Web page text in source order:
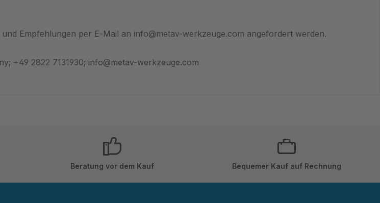
Empfehlungen per E‑Mail an info@metav-werkzeuge.com angefordert werden.
+49 2822 7131930; info@metav-werkzeuge.com
Beratung vor dem Kauf Bequemer Kauf auf Rechnung